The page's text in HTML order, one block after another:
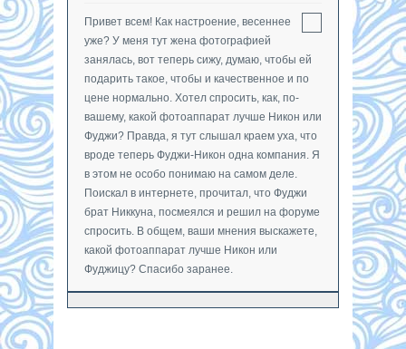
Привет всем! Как настроение, весеннее
уже? У меня тут жена фотографией
занялась, вот теперь сижу, думаю, чтобы ей
подарить такое, чтобы и качественное и по
цене нормально. Хотел спросить, как, по-
вашему, какой фотоаппарат лучше Никон или
Фуджи? Правда, я тут слышал краем уха, что
вроде теперь Фуджи-Никон одна компания. Я
в этом не особо понимаю на самом деле.
Поискал в интернете, прочитал, что Фуджи
брат Никкуна, посмеялся и решил на форуме
спросить. В общем, ваши мнения выскажете,
какой фотоаппарат лучше Никон или
Фуджицу? Спасибо заранее.